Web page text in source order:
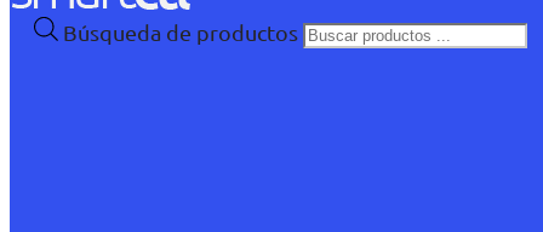
Búsqueda de productos